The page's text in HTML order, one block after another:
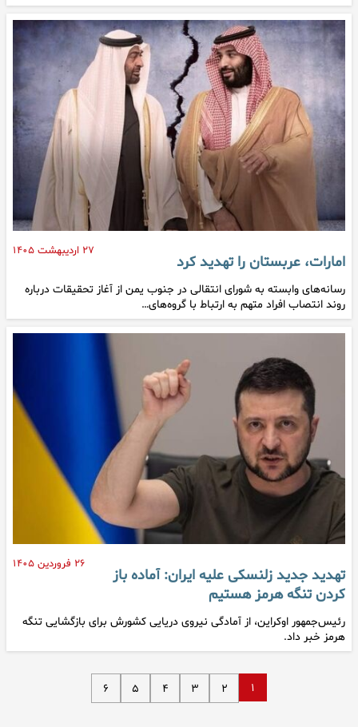
۲۷ اردیبهشت ۱۴۰۵
امارات، عربستان را تهدید کرد
رسانه‌های وابسته به شورای انتقالی در جنوب یمن از آغاز تحقیقات درباره
روند انتصاب افراد متهم به ارتباط با گروه‌های…
۲۶ فروردین ۱۴۰۵
تهدید جدید زلنسکی علیه ایران: آماده باز
کردن تنگه هرمز هستیم
رئیس‌جمهور اوکراین، از آمادگی نیروی دریایی کشورش برای بازگشایی تنگه
هرمز خبر داد.
۱ ۲ ۳ ۴ ۵ ۶